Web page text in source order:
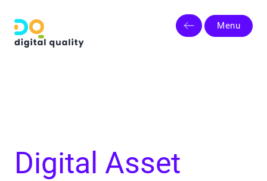
Menu
Digital Asset